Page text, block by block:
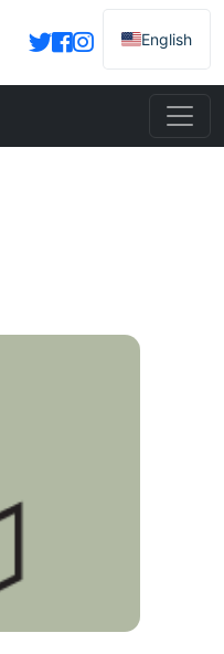
English